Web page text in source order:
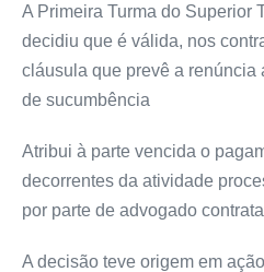
A Primeira Turma do Superior
decidiu que é válida, nos
cláusula que prevê a renúncia
de sucumbência
Atribui à parte vencida o
decorrentes da atividade
por parte de advogado
A decisão teve origem em